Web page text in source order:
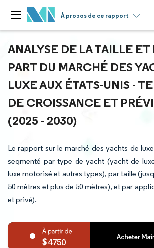
À propos de ce rapport
ANALYSE DE LA TAILLE ET
PART DU MARCHÉ DES
LUXE AUX ÉTATS-UNIS -
DE CROISSANCE ET
(2025 - 2030)
Le rapport sur le marché des yachts de
segmenté par type de yacht (yacht de
luxe motorisé et autres types), par taille
50 mètres et plus de 50 mètres), et par
et privé).
4750